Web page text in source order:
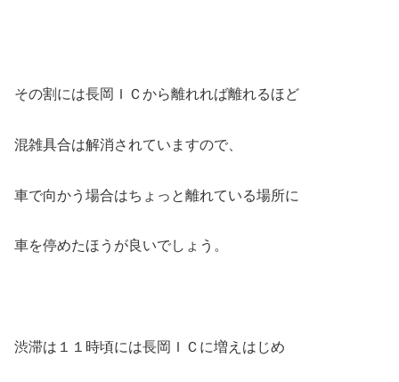
その割には長岡ＩＣから離れれば離れるほど
混雑具合は解消されていますので、
車で向かう場合はちょっと離れている場所に
車を停めたほうが良いでしょう。
渋滞は１１時頃には長岡ＩＣに増えはじめ